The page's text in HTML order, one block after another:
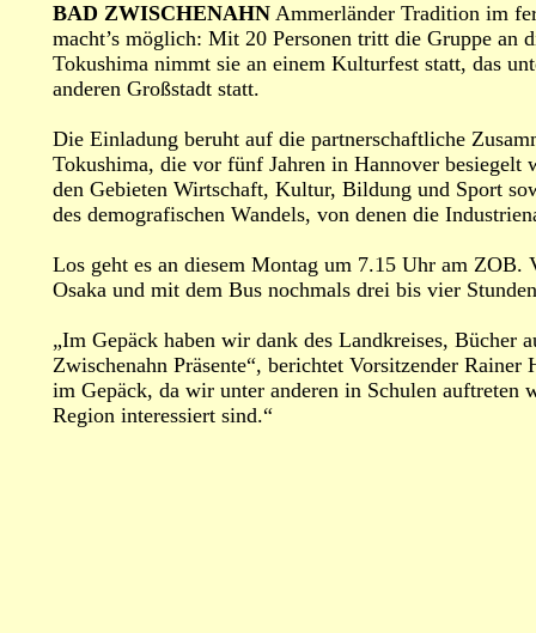
BAD ZWISCHENAHN Ammerländer Tradition im
macht’s möglich: Mit 20 Personen tritt die Gruppe an
Tokushima nimmt sie an einem Kulturfest statt, das
anderen Großstadt statt.
Die Einladung beruht auf die partnerschaftliche
Tokushima, die vor fünf Jahren in Hannover
den Gebieten Wirtschaft, Kultur, Bildung und Sport
des demografischen Wandels, von denen die
Los geht es an diesem Montag um 7.15 Uhr am
Osaka und mit dem Bus nochmals drei bis vier
„Im Gepäck haben wir dank des Landkreises, Bücher
Zwischenahn Präsente“, berichtet Vorsitzender
im Gepäck, da wir unter anderen in Schulen auftreten
Region interessiert sind.“